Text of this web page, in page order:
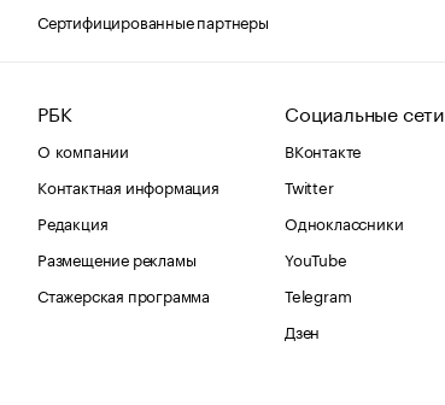
Сертифицированные партнеры
РБК
О компании
Контактная информация
Редакция
Размещение рекламы
Стажерская программа
Социальные сети
ВКонтакте
Twitter
Одноклассники
YouTube
Telegram
Дзен